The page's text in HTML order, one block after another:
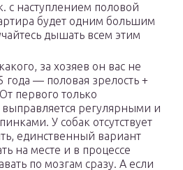
с наступлением половой
будет одним большим
дышать всем этим
за хозяев он вас не
года — половая зрелость +
первого только
выправляется регулярными и
У собак отсутствует
единственный вариант
на месте и в процессе
по мозгам сразу. А если